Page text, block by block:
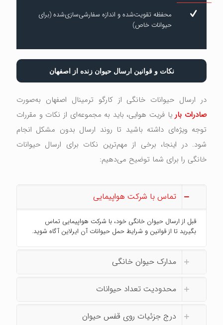
محفظه تقویت‌شده و اندازه سفارشی‌سازی‌شده (برای
حیوانات خاص)
نکات و قوانین ارسال حیوان زنده از اصفهان
در ارسال حیوانات خانگی از کارگو ترمینال اصفهان به‌صورت
صادرات باریا فریت هوایی، باید به مجموعه‌ای از نکات و مقررات
توجه ویژه‌ای داشته باشید تا روند ارسال بدون مشکل انجام
شود. در اینجا، برخی از مهم‌ترین نکات برای ارسال حیوانات
خانگی را برای شما توضیح می‌دهیم:
تماس با شرکت هواپیمایی
قبل از ارسال حیوان خانگی خود، با شرکت هواپیمایی تماس
بگیرید تا از قوانین و شرایط حمل حیوانات آن ایرلاین آگاه شوید.
مدارک حیوان خانگی
محدودیت تعداد حیوانات
درج جزئیات روی قفس حیوان